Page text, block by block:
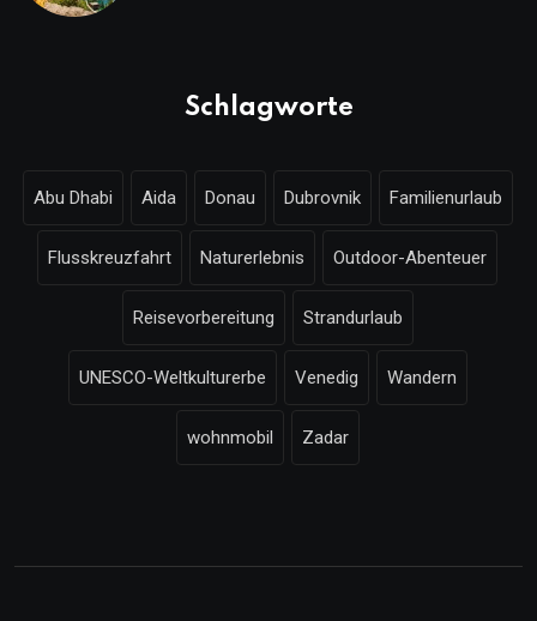
Schlagworte
Abu Dhabi Aida Donau Dubrovnik Familienurlaub
Flusskreuzfahrt Naturerlebnis Outdoor-Abenteuer
Reisevorbereitung Strandurlaub
UNESCO-Weltkulturerbe Venedig Wandern
wohnmobil Zadar